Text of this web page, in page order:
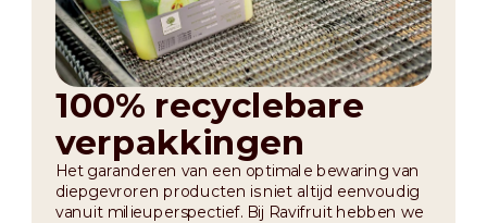
100% recyclebare
verpakkingen
Het garanderen van een optimale bewaring van
diepgevroren producten is niet altijd eenvoudig
vanuit milieuperspectief. Bij Ravifruit hebben we